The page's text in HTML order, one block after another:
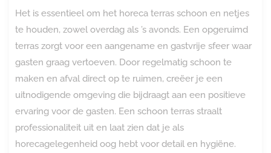
Het is essentieel om het horeca terras schoon en netjes
te houden, zowel overdag als ’s avonds. Een opgeruimd
terras zorgt voor een aangename en gastvrije sfeer waar
gasten graag vertoeven. Door regelmatig schoon te
maken en afval direct op te ruimen, creëer je een
uitnodigende omgeving die bijdraagt aan een positieve
ervaring voor de gasten. Een schoon terras straalt
professionaliteit uit en laat zien dat je als
horecagelegenheid oog hebt voor detail en hygiëne.